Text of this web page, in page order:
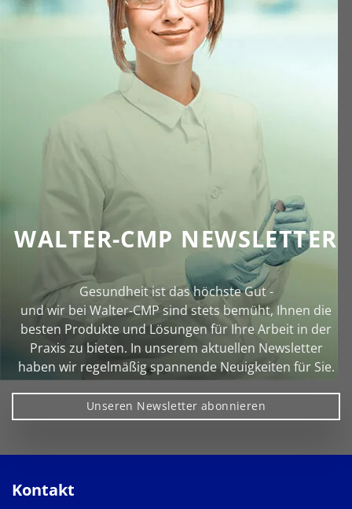
WALTER-CMP NEWSLETTER
Gesundheit ist das höchste Gut -
und wir bei Walter‑CMP sind stets bemüht, Ihnen die
besten Produkte und Lösungen für Ihre Arbeit in der
Praxis zu bieten. In unserem aktuellen Newsletter
haben wir regelmäßig spannende Neuigkeiten für Sie.
Unseren Newsletter abonnieren
Kontakt